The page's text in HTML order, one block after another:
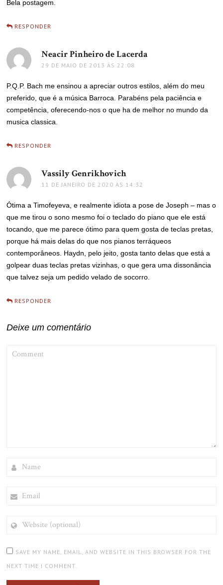
Bela postagem.
RESPONDER
Neacir Pinheiro de Lacerda
29 DE MAIO DE 2013 ÀS 22:08
P.Q.P. Bach me ensinou a apreciar outros estilos, além do meu
preferido, que é a música Barroca. Parabéns pela paciência e
competência, oferecendo-nos o que ha de melhor no mundo da
musica classica.
RESPONDER
Vassily Genrikhovichdisse:
11 DE JANEIRO DE 2020 ÀS 14:32
Ótima a Timofeyeva, e realmente idiota a pose de Joseph – mas o
que me tirou o sono mesmo foi o teclado do piano que ele está
tocando, que me parece ótimo para quem gosta de teclas pretas,
porque há mais delas do que nos pianos terráqueos
contemporâneos. Haydn, pelo jeito, gosta tanto delas que está a
golpear duas teclas pretas vizinhas, o que gera uma dissonância
que talvez seja um pedido velado de socorro.
RESPONDER
Deixe um comentário
(OPTIONAL)
SAVE MY NAME, EMAIL, AND WEBSITE IN THIS BROWSER FOR THE
NEXT TIME I COMMENT.